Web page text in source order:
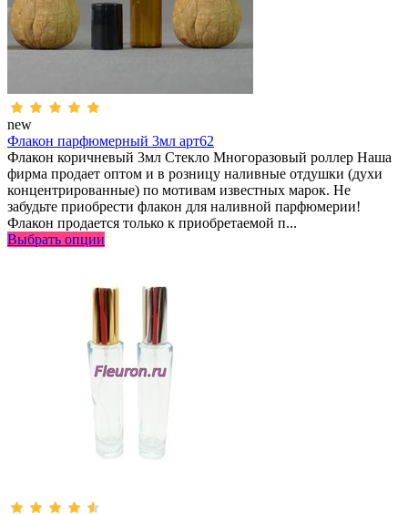
new
Флакон парфюмерный 3мл арт62
Флакон коричневый 3мл Стекло Многоразовый роллер Наша
фирма продает оптом и в розницу наливные отдушки (духи
концентрированные) по мотивам известных марок. Не
забудьте приобрести флакон для наливной парфюмерии!
Флакон продается только к приобретаемой п...
Выбрать опции